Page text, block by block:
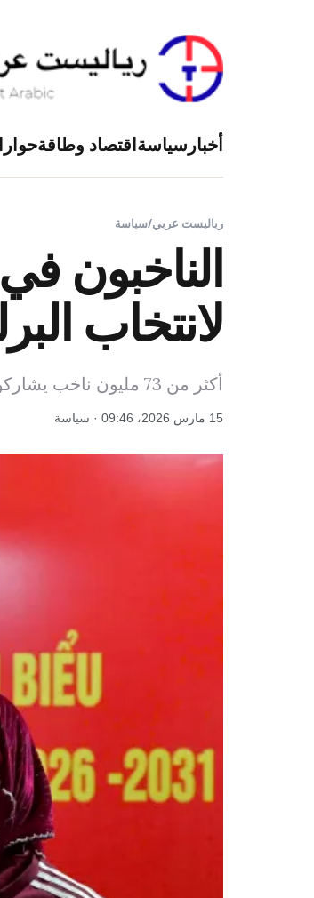
أخبار سياسةاقتصاد وطاقة
رياليست عربي/سياسة
الناخبون
لانتخاب
أكثر من 73 مليون ناخب يشاركون في انتخابات يتوقع أن تعزز سيطرة الحزب الحاكم.
15 مارس 2026، 09:46 · سياسة